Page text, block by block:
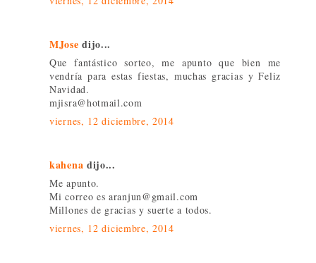
MJose dijo...
Que fantástico sorteo, me apunto que bien me
vendría para estas fiestas, muchas gracias y Feliz
Navidad.
mjisra@hotmail.com
viernes, 12 diciembre, 2014
kahena dijo...
Me apunto.
Mi correo es aranjun@gmail.com
Millones de gracias y suerte a todos.
viernes, 12 diciembre, 2014